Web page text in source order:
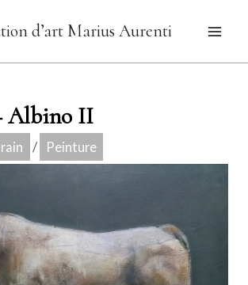
d’art Marius Aurenti
Albino II
/ Peinture